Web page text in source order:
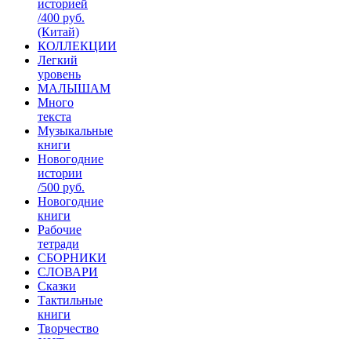
историей
/400 руб.
(Китай)
КОЛЛЕКЦИИ
Легкий
уровень
МАЛЫШАМ
Много
текста
Музыкальные
книги
Новогодние
истории
/500 руб.
Новогодние
книги
Рабочие
тетради
СБОРНИКИ
СЛОВАРИ
Сказки
Тактильные
книги
Творчество